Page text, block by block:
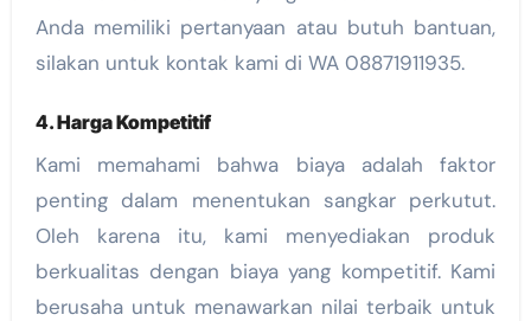
Anda memiliki pertanyaan atau butuh bantuan,
silakan untuk kontak kami di WA 08871911935.
4.Harga Kompetitif
Kami memahami bahwa biaya adalah faktor
penting dalam menentukan sangkar perkutut.
Oleh karena itu, kami menyediakan produk
berkualitas dengan biaya yang kompetitif. Kami
berusaha untuk menawarkan nilai terbaik untuk